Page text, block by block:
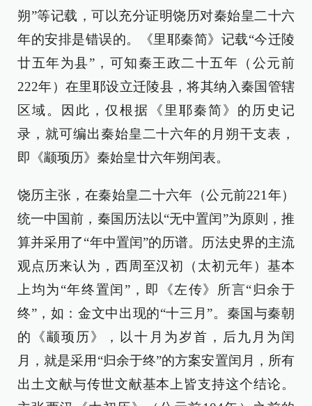
朔”等记载，可以充分证明饶历对秦始皇二十六
年的安排是错误的。《里耶秦简》记载“今迁陵
廿五年为县”，可知秦王政二十五年（公元前
222年）在里耶设立迁陵县，将其纳入秦国管辖
区域。因此，仅根据《里耶秦简》的历史记
录，就可编出秦始皇二十六年的月朔干支表，
即《颛顼历》秦始皇廿六年朔闰表。
饶历主张，在秦始皇二十六年（公元前221年）
统一中国前，秦国历法以“无中置闰”为原则，推
算并采用了“年中置闰”的历谱。历法史界的主流
观点历来认为，西周至汉初（太初元年）基本
上均为“年终置闰”，即《左传》所言“归余于
终”，如：金文中出现的“十三月”。秦国与秦朝
的《颛顼历》，以十月为岁首，后九月为闰
月，就是采用“归余于终”的方案安置闰月，所有
出土文献与传世文献基本上皆支持这个结论。